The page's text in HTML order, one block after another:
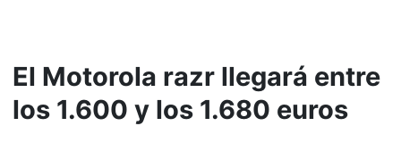
El Motorola razr llegará entre
los 1.600 y los 1.680 euros